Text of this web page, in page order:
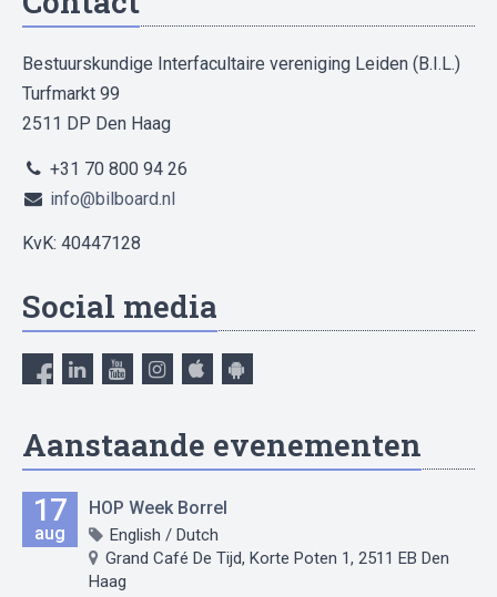
Bestuurskundige Interfacultaire vereniging Leiden (B.I.L.)
Turfmarkt 99
2511 DP Den Haag
+31 70 800 94 26
info@bilboard.nl
KvK: 40447128
Social media
Aanstaande evenementen
17
aug
HOP Week Borrel
English / Dutch
Grand Café De Tijd, Korte Poten 1, 2511 EB Den
Haag